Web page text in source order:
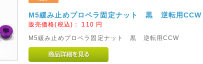
M5緩み止めプロペラ固定ナット 黒 逆転用
販売価格(税込)： 110 円
M5緩み止めプロペラ固定ナット 黒 逆転用CCW